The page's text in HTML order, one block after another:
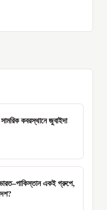
সামরিক কবরস্থানে জুবাইদা
একই গ্রুপে,